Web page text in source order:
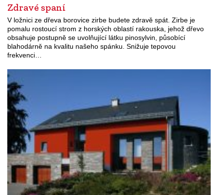
Zdravé spaní
V ložnici ze dřeva borovice zirbe budete zdravě spát. Zirbe je
pomalu rostoucí strom z horských oblastí rakouska, jehož dřevo
obsahuje postupně se uvolňující látku pinosylvin, působící
blahodárně na kvalitu našeho spánku. Snižuje tepovou
frekvenci…